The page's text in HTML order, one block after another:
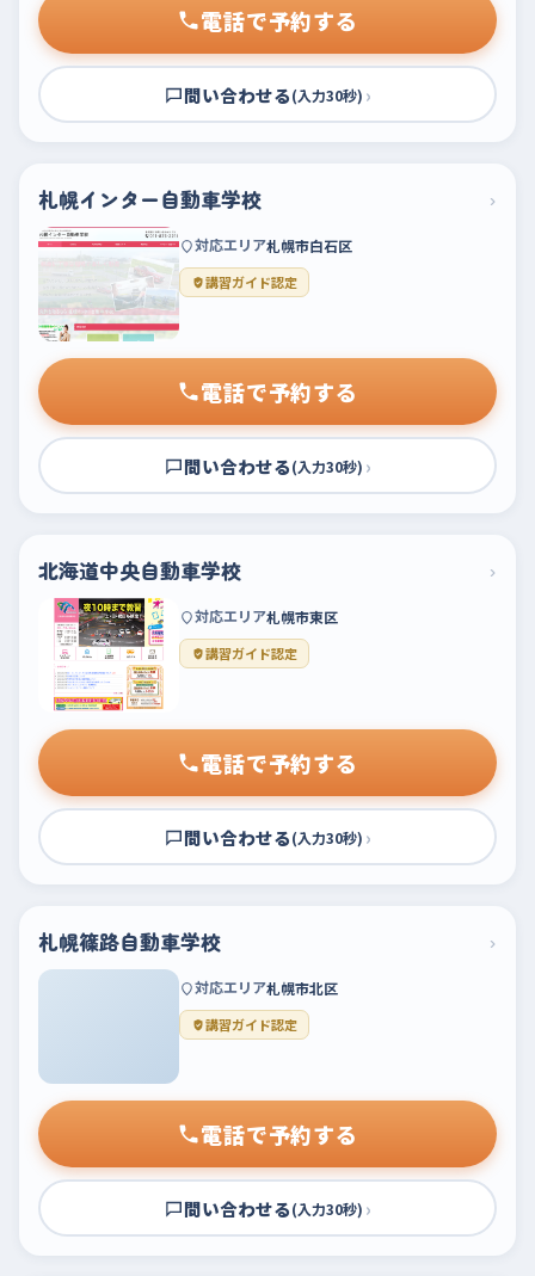
電話で予約する
問い合わせる(入力30秒) ›
札幌インター自動車学校 ›
対応エリア札幌市白石区
講習ガイド認定
電話で予約する
問い合わせる(入力30秒) ›
北海道中央自動車学校 ›
対応エリア札幌市東区
講習ガイド認定
電話で予約する
問い合わせる(入力30秒) ›
札幌篠路自動車学校 ›
対応エリア札幌市北区
講習ガイド認定
電話で予約する
問い合わせる(入力30秒) ›